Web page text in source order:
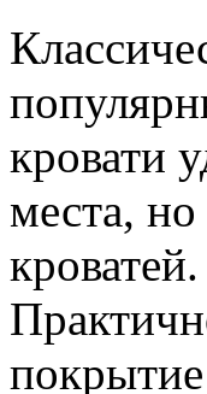
кровати
места,